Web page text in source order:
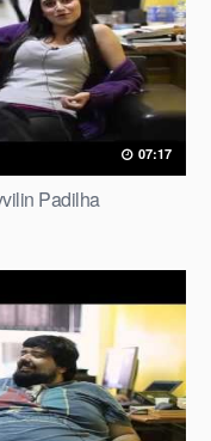
07:17
Padilha